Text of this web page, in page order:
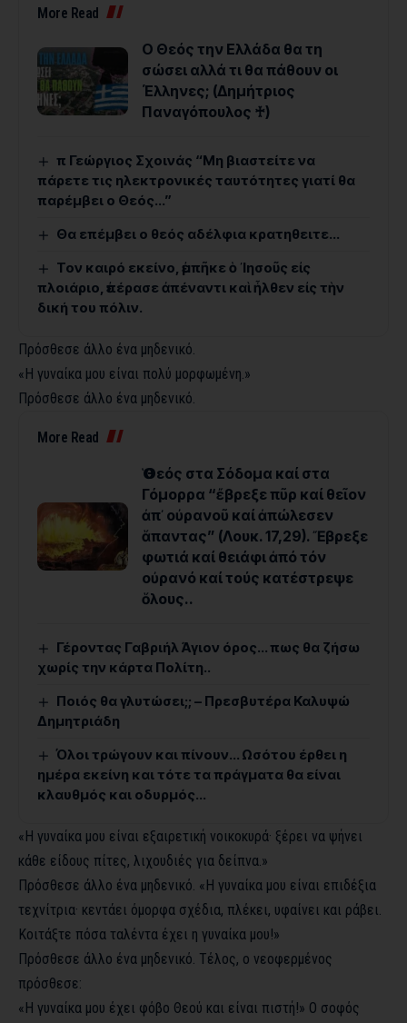
More Read
Ο Θεός την Ελλάδα θα τη
σώσει αλλά τι θα πάθουν οι
Έλληνες; (Δημήτριος
Παναγόπουλος ♰)
π Γεώργιος Σχοινάς “Μη βιαστείτε να
πάρετε τις ηλεκτρονικές ταυτότητες γιατί θα
παρέμβει ο Θεός…”
Θα επέμβει ο θεός αδέλφια κρατηθειτε…
Τον καιρό εκείνο, ἐμπῆκε ὁ ᾿Ιησοῦς εἰς
πλοιάριο, ἐπέρασε ἀπέναντι καὶ ἦλθεν εἰς τὴν
δική του πόλιν.
Πρόσθεσε άλλο ένα μηδενικό.
«Η γυναίκα μου είναι πολύ μορφωμένη.»
Πρόσθεσε άλλο ένα μηδενικό.
More Read
Ὁ Θεός στα Σόδομα καί στα
Γόμορρα “ἔβρεξε πῦρ καί θεῖον
ἀπ᾿ οὐρανοῦ καί ἀπώλεσεν
ἅπαντας” (Λουκ. 17,29). Ἔβρεξε
φωτιά καί θειάφι ἀπό τόν
οὐρανό καί τούς κατέστρεψε
ὅλους..
Γέροντας Γαβριήλ Άγιον όρος… πως θα ζήσω
χωρίς την κάρτα Πολίτη..
Ποιός θα γλυτώσει;; – Πρεσβυτέρα Καλυψώ
Δημητριάδη
Όλοι τρώγουν και πίνουν… Ωσότου έρθει η
ημέρα εκείνη και τότε τα πράγματα θα είναι
κλαυθμός και οδυρμός…
«Η γυναίκα μου είναι εξαιρετική νοικοκυρά· ξέρει να ψήνει
κάθε είδους πίτες, λιχουδιές για δείπνα.»
Πρόσθεσε άλλο ένα μηδενικό. «Η γυναίκα μου είναι επιδέξια
τεχνίτρια· κεντάει όμορφα σχέδια, πλέκει, υφαίνει και ράβει.
Κοιτάξτε πόσα ταλέντα έχει η γυναίκα μου!»
Πρόσθεσε άλλο ένα μηδενικό. Τέλος, ο νεοφερμένος
πρόσθεσε:
«Η γυναίκα μου έχει φόβο Θεού και είναι πιστή!» Ο σοφός